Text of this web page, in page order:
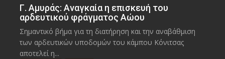
Γ. Αμυράς: Αναγκαία η επισκευή του
αρδευτικού φράγματος Αώου
Σημαντικό βήμα για τη διατήρηση και την αναβάθμιση
των αρδευτικών υποδομών του κάμπου Κόνιτσας
αποτελεί η...